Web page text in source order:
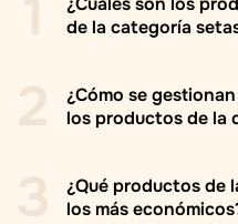
de la categoría
Korálovec ježatý
¿Cómo se
los productos de la
¿Qué productos de
los más